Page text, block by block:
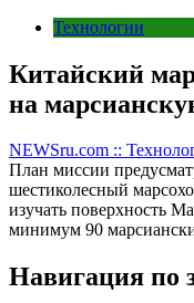
Технологии
Китайский
на
NEWSru.com ::
План миссии
шестиколесный
изучать поверхность
минимум 90
Навигация по